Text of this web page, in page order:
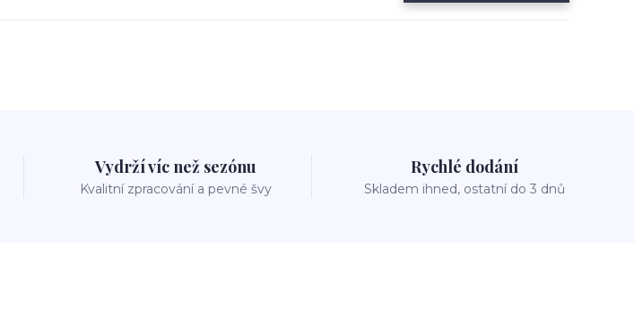
Vydrží víc než sezónu
Kvalitní zpracování a pevné švy
Rychlé dodání
Skladem ihned, ostatní do 3 dnů